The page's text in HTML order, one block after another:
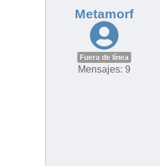
Metamorf
Fuera de línea
Mensajes: 9